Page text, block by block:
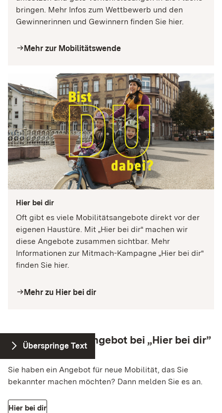
bringen. Mehr Infos zum Wettbewerb und den
Gewinnerinnen und Gewinnern finden Sie hier.
arrow_rightMehr zur Mobilitätswende
Hier bei dir
Oft gibt es viele Mobilitätsangebote direkt vor der
eigenen Haustüre. Mit „Hier bei dir“ machen wir
diese Angebote zusammen sichtbar. Mehr
Informationen zur Mitmach-Kampagne „Hier bei dir“
finden Sie hier.
arrow_rightMehr zu Hier bei dir
Überspringe Text
Jetzt Mobilitätsangebot bei „Hier bei dir”
einreichen!
Sie haben ein Angebot für neue Mobilität, das Sie
bekannter machen möchten? Dann melden Sie es an.
Hier bei dir
Name:
3PAPISID, __Secure-3PSID, __Secure-3PSIDCC,
__Secure-3PSIDTS, APISID, HSID, SAPISID, SID,
SIDCC, SSID, AEC, NID, OTZ,
SEARCH_SAMESITE, SOCS
Anbieter:
Google Ireland Limited
Zweck:
Wird verwendet, um YouTube-Videos auf der
Website anzuzeigen und mit der Videoplattform zu
interagieren. Dabei werden personenbezogene
Daten durch YouTube verarbeitet.
Cookie Laufzeit:
Variiert je nach Cookie (Session bis zu 2 Jahre)